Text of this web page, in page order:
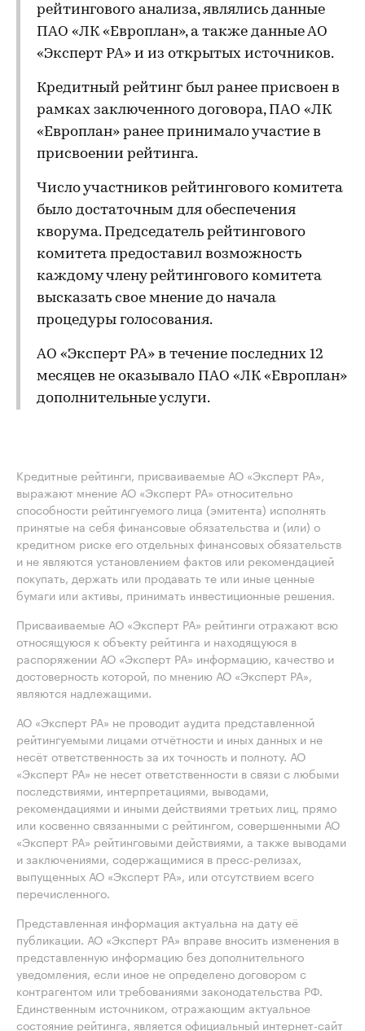
рейтингового анализа, являлись данные
ПАО «ЛК «Европлан», а также данные АО
«Эксперт РА» и из открытых источников.
Кредитный рейтинг был ранее присвоен в
рамках заключенного договора, ПАО «ЛК
«Европлан» ранее принимало участие в
присвоении рейтинга.
Число участников рейтингового комитета
было достаточным для обеспечения
кворума. Председатель рейтингового
комитета предоставил возможность
каждому члену рейтингового комитета
высказать свое мнение до начала
процедуры голосования.
АО «Эксперт РА» в течение последних 12
месяцев не оказывало ПАО «ЛК «Европлан»
дополнительные услуги.
Кредитные рейтинги, присваиваемые АО «Эксперт РА»,
выражают мнение АО «Эксперт РА» относительно
способности рейтингуемого лица (эмитента) исполнять
принятые на себя финансовые обязательства и (или) о
кредитном риске его отдельных финансовых обязательств
и не являются установлением фактов или рекомендацией
покупать, держать или продавать те или иные ценные
бумаги или активы, принимать инвестиционные решения.
Присваиваемые АО «Эксперт РА» рейтинги отражают всю
относящуюся к объекту рейтинга и находящуюся в
распоряжении АО «Эксперт РА» информацию, качество и
достоверность которой, по мнению АО «Эксперт РА»,
являются надлежащими.
АО «Эксперт РА» не проводит аудита представленной
рейтингуемыми лицами отчётности и иных данных и не
несёт ответственность за их точность и полноту. АО
«Эксперт РА» не несет ответственности в связи с любыми
последствиями, интерпретациями, выводами,
рекомендациями и иными действиями третьих лиц, прямо
или косвенно связанными с рейтингом, совершенными АО
«Эксперт РА» рейтинговыми действиями, а также выводами
и заключениями, содержащимися в пресс-релизах,
выпущенных АО «Эксперт РА», или отсутствием всего
перечисленного.
Представленная информация актуальна на дату её
публикации. АО «Эксперт РА» вправе вносить изменения в
представленную информацию без дополнительного
уведомления, если иное не определено договором с
контрагентом или требованиями законодательства РФ.
Единственным источником, отражающим актуальное
состояние рейтинга, является официальный интернет-сайт